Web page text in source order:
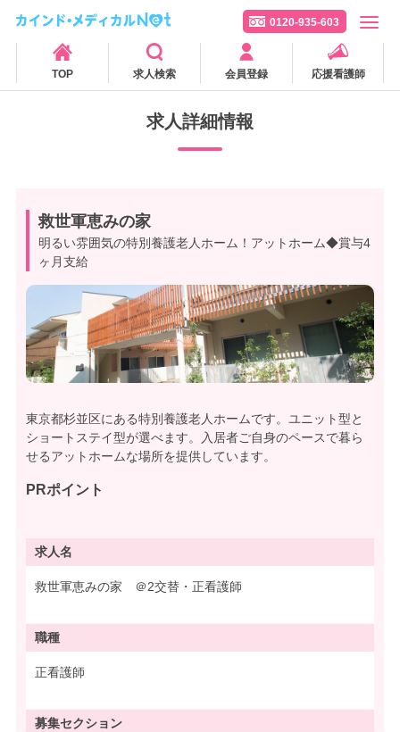
0120-935-603
TOP 求人検索 会員登録 応援看護師
求人詳細情報
救世軍恵みの家
明るい雰囲気の特別養護老人ホーム！アットホーム◆賞与4
ヶ月支給
東京都杉並区にある特別養護老人ホームです。ユニット型と
ショートステイ型が選べます。入居者ご自身のペースで暮ら
せるアットホームな場所を提供しています。
PRポイント
求人名
救世軍恵みの家 ＠2交替・正看護師
職種
正看護師
募集セクション